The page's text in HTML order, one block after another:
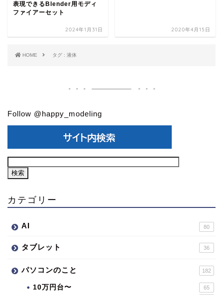
表現できるBlender用モディ
ファイアーセット
2024年1月31日 2020年4月15日
HOME タグ : 液体
Follow @happy_modeling
カテゴリー
AI 80
タブレット 36
パソコンのこと 182
10万円台〜 65